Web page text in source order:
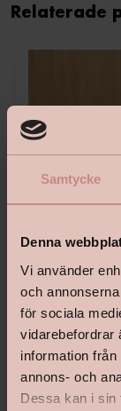
Samtycke
Denna
Vi använder
och
för sociala
vidarebefordrar
information
annons- och
Dessa kan i sin
Relaterade
Maxwood Xl Ek